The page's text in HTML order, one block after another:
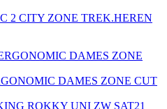
2 CITY ZONE TREK.HEREN
DAMES ZONE CUT